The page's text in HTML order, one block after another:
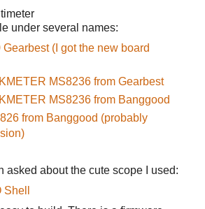
under several names:
(I got the new board
MS8236 from Gearbest
MS8236 from Banggood
from Banggood (probably
asked about the cute scope I used: